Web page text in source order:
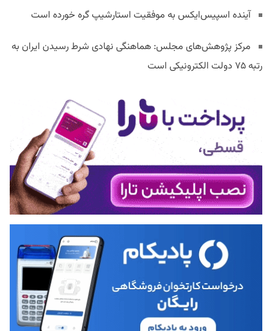
آینده اسپیس‌ایکس به موفقیت استارشیپ گره خورده است
مرکز پژوهش‌های مجلس: هماهنگی نهادی شرط رسیدن ایران به
رتبه ۷۵ دولت الکترونیکی است